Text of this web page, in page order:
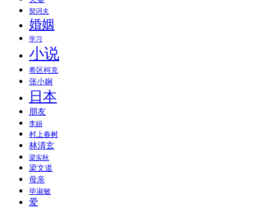
契诃夫
婚姻
学习
小说
希区柯克
张小娴
日本
朋友
李娟
村上春树
林清玄
梁实秋
梁文道
母亲
毕淑敏
爱